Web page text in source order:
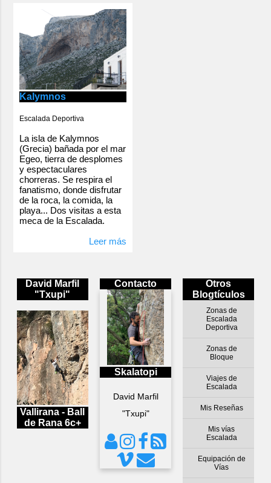
Kalymnos
Escalada Deportiva
La isla de Kalymnos
(Grecia) bañada por el mar
Egeo, tierra de desplomes
y espectaculares
chorreras. Se respira el
fanatismo, donde disfrutar
de la roca, la comida, la
playa... Dos visitas a esta
meca de la Escalada.
Leer más
Otros
Blogtículos
Zonas de
Escalada
Deportiva
Zonas de
Bloque
Viajes de
Escalada
Mis Reseñas
Mis vías
Escalada
Equipación de
Vías
David Marfil
"Txupi"
Vallirana - Ball
de Rana 6c+
Contacto
Skalatopi
David Marfil
"Txupi"